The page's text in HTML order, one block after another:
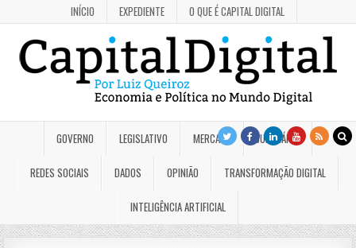
INÍCIO EXPEDIENTE O QUE É CAPITAL DIGITAL
GOVERNO LEGISLATIVO MERCADO JUDICIÁRIO
REDES SOCIAIS DADOS OPINIÃO TRANSFORMAÇÃO DIGITAL
INTELIGÊNCIA ARTIFICIAL